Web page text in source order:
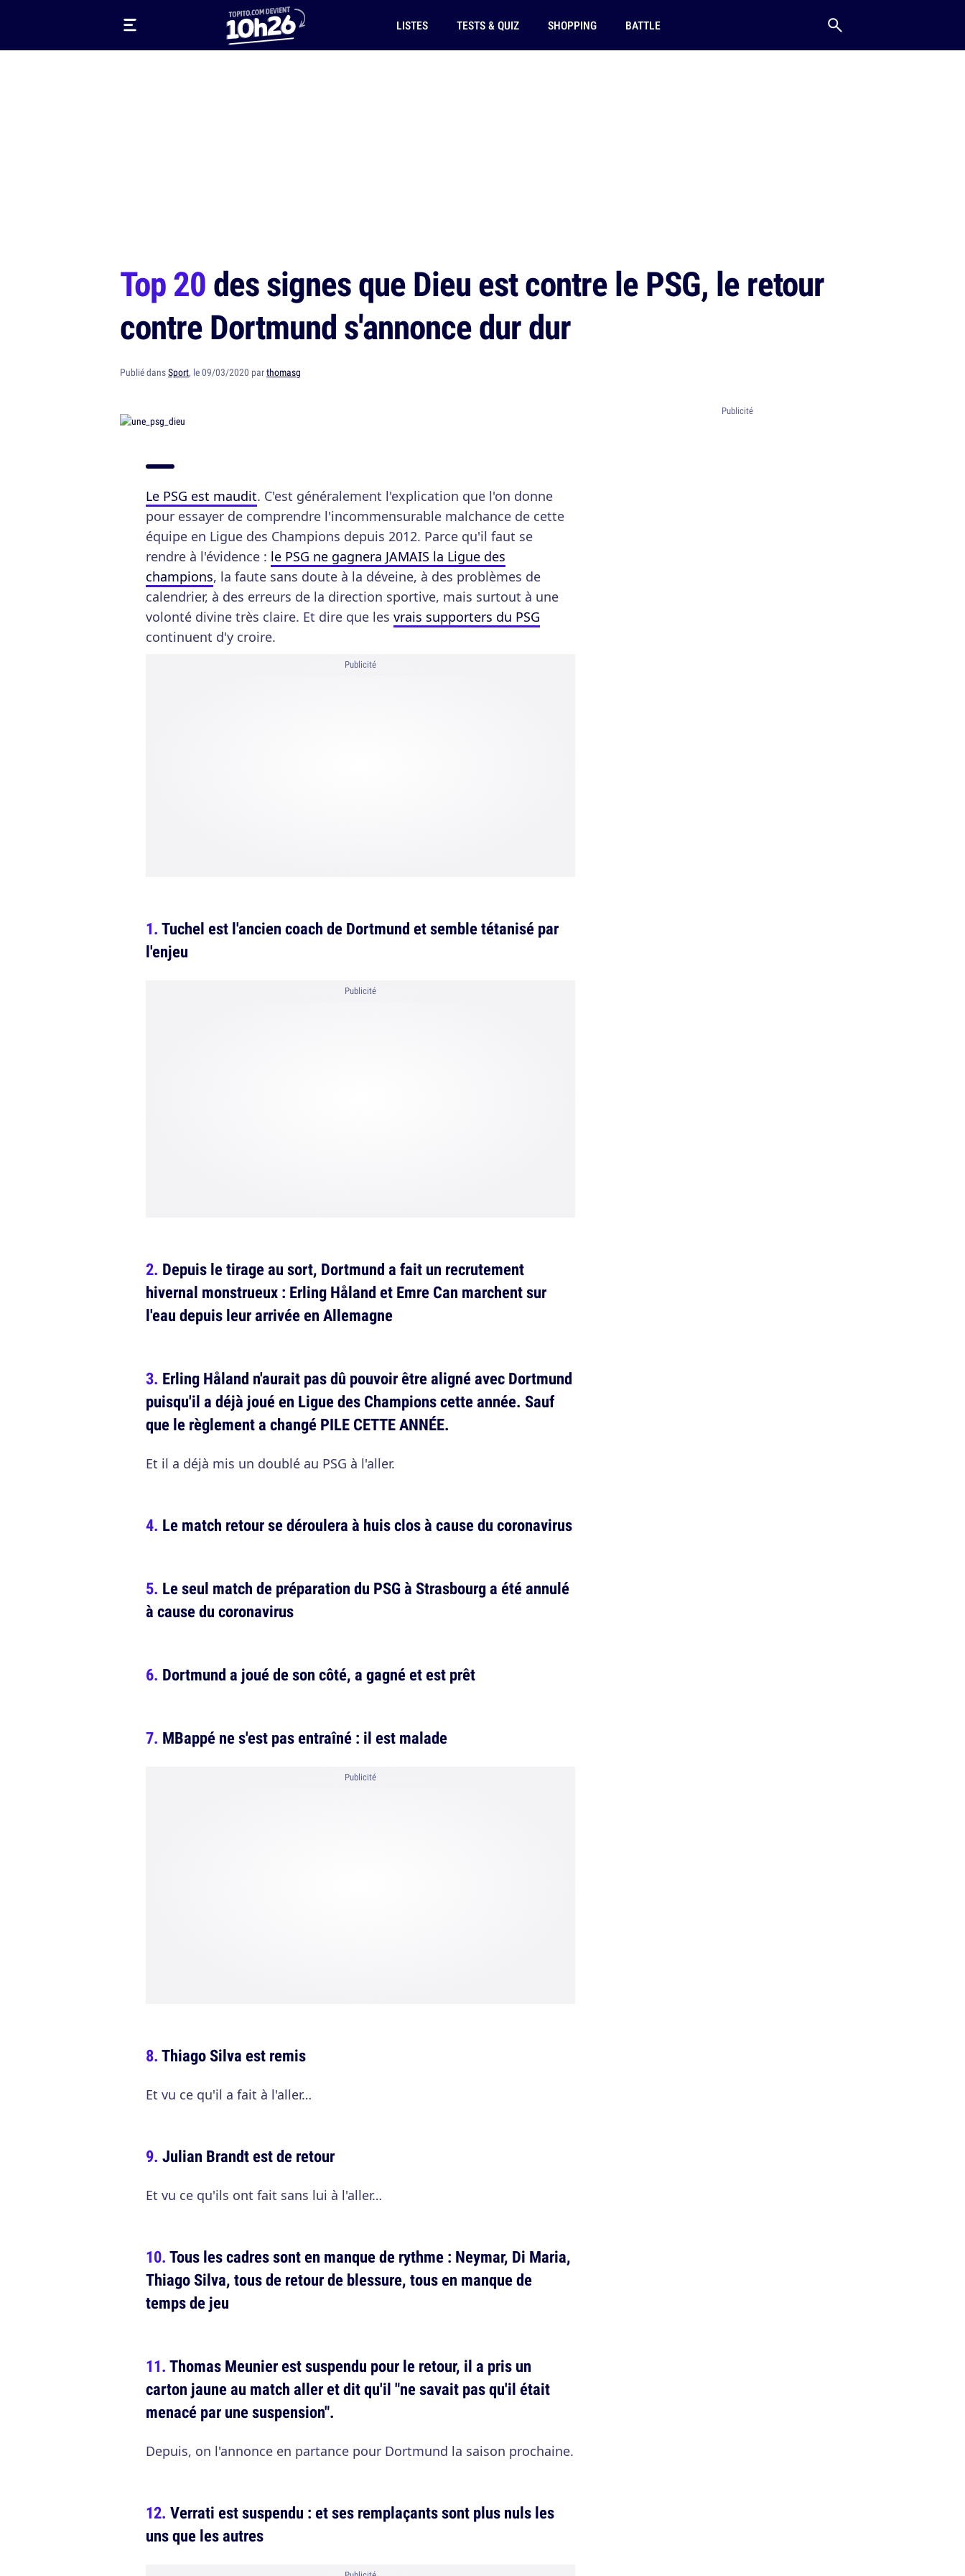
LISTES TESTS & QUIZ SHOPPING BATTLE
Top 20des signes que Dieu est contre le PSG, le retour
contre Dortmund s'annonce dur dur
Publié dansSport, le 09/03/2020 parthomasg
Le PSG est maudit. C'est généralement l'explication que l'on donne
pour essayer de comprendre l'incommensurable malchance de cette
équipe en Ligue des Champions depuis 2012. Parce qu'il faut se
rendre à l'évidence : le PSG ne gagnera JAMAIS la Ligue des
champions, la faute sans doute à la déveine, à des problèmes de
calendrier, à des erreurs de la direction sportive, mais surtout à une
volonté divine très claire. Et dire que les vrais supporters du PSG
continuent d'y croire.
Publicité
Tuchel est l'ancien coach de Dortmund et semble tétanisé par
l'enjeu
Publicité
Depuis le tirage au sort, Dortmund a fait un recrutement
hivernal monstrueux : Erling Håland et Emre Can marchent sur
l'eau depuis leur arrivée en Allemagne
Erling Håland n'aurait pas dû pouvoir être aligné avec Dortmund
puisqu'il a déjà joué en Ligue des Champions cette année. Sauf
que le règlement a changé PILE CETTE ANNÉE.
Et il a déjà mis un doublé au PSG à l'aller.
Le match retour se déroulera à huis clos à cause du coronavirus
Le seul match de préparation du PSG à Strasbourg a été annulé
à cause du coronavirus
Dortmund a joué de son côté, a gagné et est prêt
MBappé ne s'est pas entraîné : il est malade
Publicité
Thiago Silva est remis
Et vu ce qu'il a fait à l'aller…
Julian Brandt est de retour
Et vu ce qu'ils ont fait sans lui à l'aller…
Tous les cadres sont en manque de rythme : Neymar, Di Maria,
Thiago Silva, tous de retour de blessure, tous en manque de
temps de jeu
Thomas Meunier est suspendu pour le retour, il a pris un
carton jaune au match aller et dit qu'il "ne savait pas qu'il était
menacé par une suspension".
Depuis, on l'annonce en partance pour Dortmund la saison prochaine.
Verrati est suspendu : et ses remplaçants sont plus nuls les
uns que les autres